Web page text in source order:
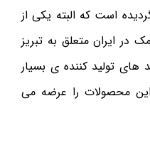
است که البته یکی از
در ایران متعلق به تبریز
های تولید کننده ی بسیار
محصولات را عرضه می